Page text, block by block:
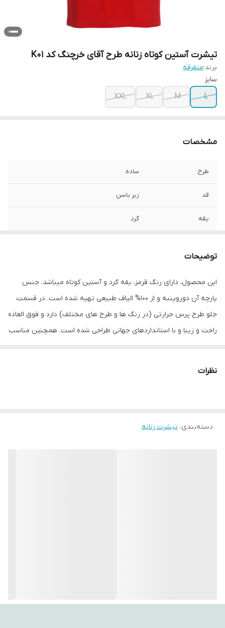
تیشرت آستین کوتاه زنانه طرح آقای خرچنگ کد K01
برند:متفرقه
سایز
L
M
XL
XXL
مشخصات
طرح ساده
قد زیر باسن
یقه گرد
توضیحات
این محصول، دارای رنگ قرمز، یقه گرد و آستین کوتاه میباشد. جنس
پارچه آن دوروپنبه و از 100% الیاف طبیعی تهیه شده است. در قسمت
جلو طرح پرس حرارتی (در رنگ ها و طرح های مختلف) دارد و فوق العاده
راحت و زیبا و با استانداردهای جهانی طراحی شده است. همچنین مناسب
نظرات
دسته‌بندی: تیشرت زنانه